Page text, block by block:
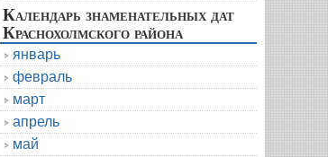
Календарь знаменательных дат
Краснохолмского района
январь
февраль
март
апрель
май